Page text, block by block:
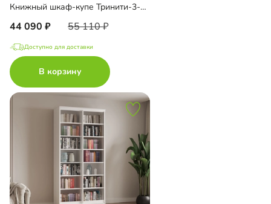
Книжный шкаф-купе Тринити-3-2 5 полок
44 090 55 110
Доступно для доставки
В корзину